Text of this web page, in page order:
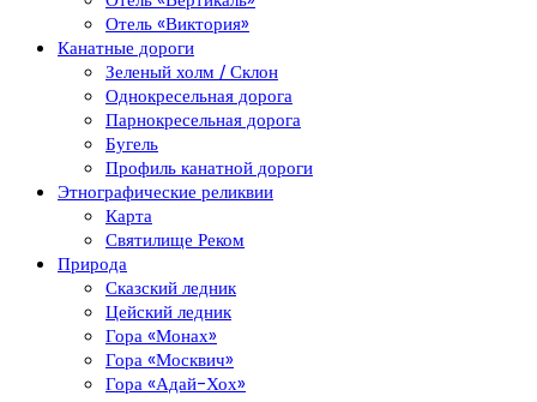
Отель «Виктория»
Канатные дороги
Зеленый холм / Склон
Однокресельная дорога
Парнокресельная дорога
Бугель
Профиль канатной дороги
Этнографические реликвии
Карта
Святилище Реком
Природа
Сказский ледник
Цейский ледник
Гора «Монах»
Гора «Москвич»
Гора «Адай-Хох»